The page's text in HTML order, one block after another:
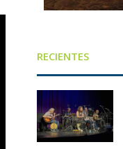
RECIENTES